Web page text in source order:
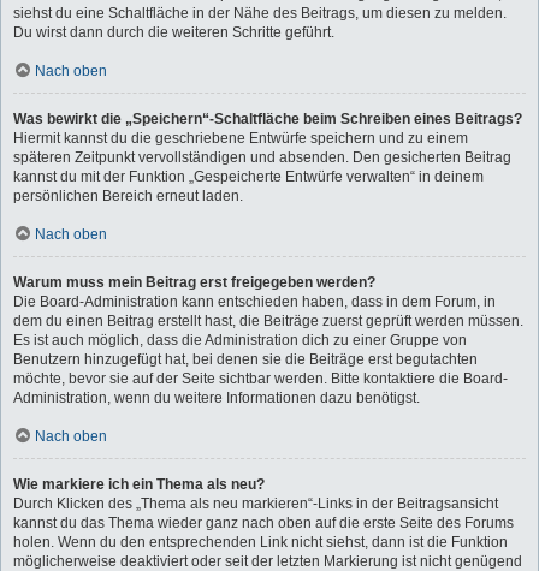
siehst du eine Schaltfläche in der Nähe des Beitrags, um diesen zu melden.
Du wirst dann durch die weiteren Schritte geführt.
Nach oben
Was bewirkt die „Speichern“-Schaltfläche beim Schreiben eines Beitrags?
Hiermit kannst du die geschriebene Entwürfe speichern und zu einem
späteren Zeitpunkt vervollständigen und absenden. Den gesicherten Beitrag
kannst du mit der Funktion „Gespeicherte Entwürfe verwalten“ in deinem
persönlichen Bereich erneut laden.
Nach oben
Warum muss mein Beitrag erst freigegeben werden?
Die Board-Administration kann entschieden haben, dass in dem Forum, in
dem du einen Beitrag erstellt hast, die Beiträge zuerst geprüft werden müssen.
Es ist auch möglich, dass die Administration dich zu einer Gruppe von
Benutzern hinzugefügt hat, bei denen sie die Beiträge erst begutachten
möchte, bevor sie auf der Seite sichtbar werden. Bitte kontaktiere die Board-
Administration, wenn du weitere Informationen dazu benötigst.
Nach oben
Wie markiere ich ein Thema als neu?
Durch Klicken des „Thema als neu markieren“-Links in der Beitragsansicht
kannst du das Thema wieder ganz nach oben auf die erste Seite des Forums
holen. Wenn du den entsprechenden Link nicht siehst, dann ist die Funktion
möglicherweise deaktiviert oder seit der letzten Markierung ist nicht genügend